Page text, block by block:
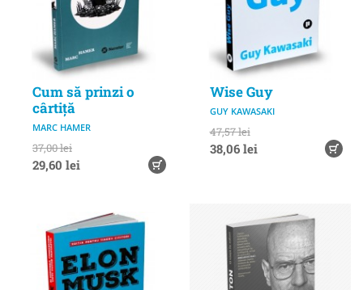
Cum să prinzi o
cârtiță
MARC HAMER
37,00 lei
29,60 lei
Wise Guy
GUY KAWASAKI
47,57 lei
38,06 lei